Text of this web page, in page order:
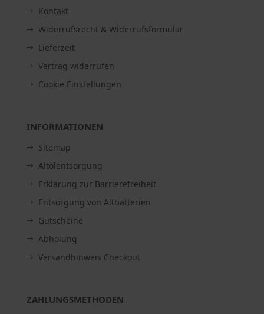
Kontakt
Widerrufsrecht & Widerrufsformular
Lieferzeit
Vertrag widerrufen
Cookie Einstellungen
INFORMATIONEN
Sitemap
Altölentsorgung
Erklärung zur Barrierefreiheit
Entsorgung von Altbatterien
Gutscheine
Abholung
Versandhinweis Checkout
ZAHLUNGSMETHODEN